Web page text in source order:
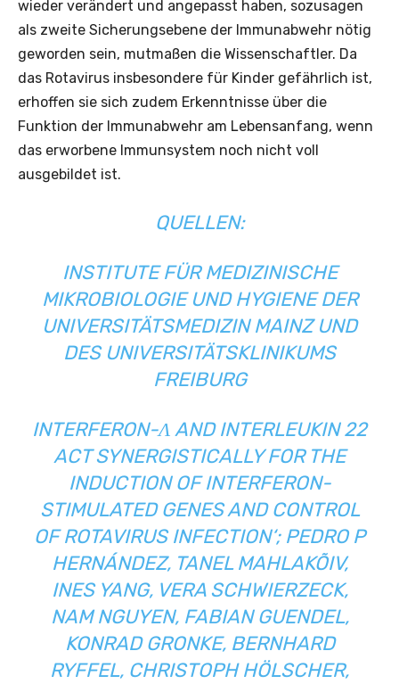
wieder verändert und angepasst haben, sozusagen
als zweite Sicherungsebene der Immunabwehr nötig
geworden sein, mutmaßen die Wissenschaftler. Da
das Rotavirus insbesondere für Kinder gefährlich ist,
erhoffen sie sich zudem Erkenntnisse über die
Funktion der Immunabwehr am Lebensanfang, wenn
das erworbene Immunsystem noch nicht voll
ausgebildet ist.
QUELLEN:
INSTITUTE FÜR MEDIZINISCHE
MIKROBIOLOGIE UND HYGIENE DER
UNIVERSITÄTSMEDIZIN MAINZ UND
DES UNIVERSITÄTSKLINIKUMS
FREIBURG
INTERFERON-Λ AND INTERLEUKIN 22
ACT SYNERGISTICALLY FOR THE
INDUCTION OF INTERFERON-
STIMULATED GENES AND CONTROL
OF ROTAVIRUS INFECTION‘; PEDRO P
HERNÁNDEZ, TANEL MAHLAKÕIV,
INES YANG, VERA SCHWIERZECK,
NAM NGUYEN, FABIAN GUENDEL,
KONRAD GRONKE, BERNHARD
RYFFEL, CHRISTOPH HÖLSCHER,